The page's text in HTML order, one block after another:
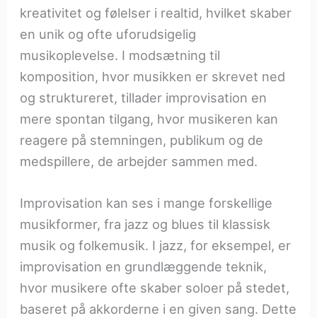
kreativitet og følelser i realtid, hvilket skaber
en unik og ofte uforudsigelig
musikoplevelse. I modsætning til
komposition, hvor musikken er skrevet ned
og struktureret, tillader improvisation en
mere spontan tilgang, hvor musikeren kan
reagere på stemningen, publikum og de
medspillere, de arbejder sammen med.
Improvisation kan ses i mange forskellige
musikformer, fra jazz og blues til klassisk
musik og folkemusik. I jazz, for eksempel, er
improvisation en grundlæggende teknik,
hvor musikere ofte skaber soloer på stedet,
baseret på akkorderne i en given sang. Dette